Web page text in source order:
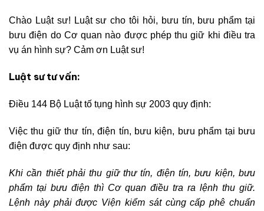
Chào Luật sư! Luật sư cho tôi hỏi, bưu tín, bưu phẩm tại
bưu điện do Cơ quan nào được phép thu giữ khi điều tra
vụ án hình sự? Cảm ơn Luật sư!
Luật sư tư vấn:
Điều 144 Bộ Luật tố tụng hình sự 2003 quy định:
Việc thu giữ thư tín, điện tín, bưu kiện, bưu phẩm tại bưu
điện được quy định như sau:
Khi cần thiết phải thu giữ thư tín, điện tín, bưu kiện, bưu
phẩm tại bưu điện thì Cơ quan điều tra ra lệnh thu giữ.
Lệnh này phải được Viện kiểm sát cùng cấp phê chuẩn